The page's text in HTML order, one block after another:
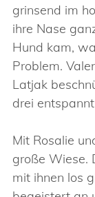
grinsend im
ihre Nase
Hund kam,
Problem.
Latjak
drei
Mit Rosalie
große Wiese.
mit ihnen los